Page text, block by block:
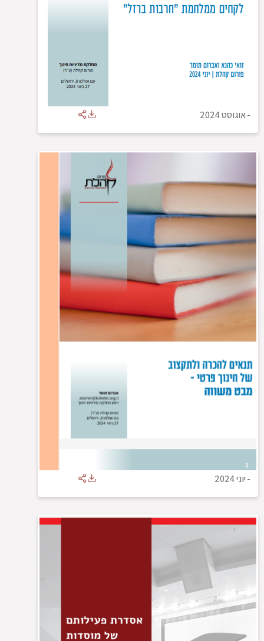
-אוגוסט 2024
-יוני 2024